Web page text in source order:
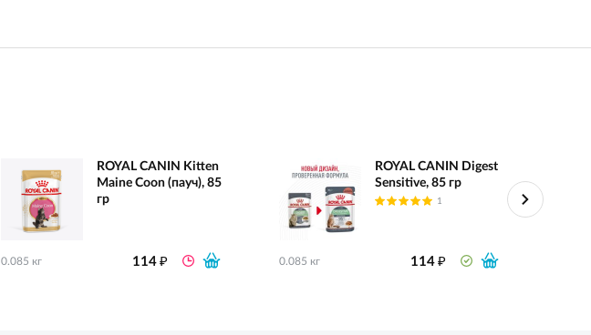
ROYAL CANIN Kitten
Maine Coon (пауч), 85
гр
0.085 кг 114₽
ROYAL CANIN Digest
Sensitive, 85 гр
1
0.085 кг 114₽